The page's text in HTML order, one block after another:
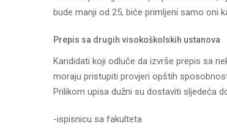
bude manji od 25, biće primljeni samo oni
Prepis sa drugih visokoškolskih ustanova
Kandidati koji odluče da izvrše prepis sa
moraju pristupiti provjeri opštih
Prilikom upisa dužni su dostaviti sljedeća
-ispisnicu sa fakulteta